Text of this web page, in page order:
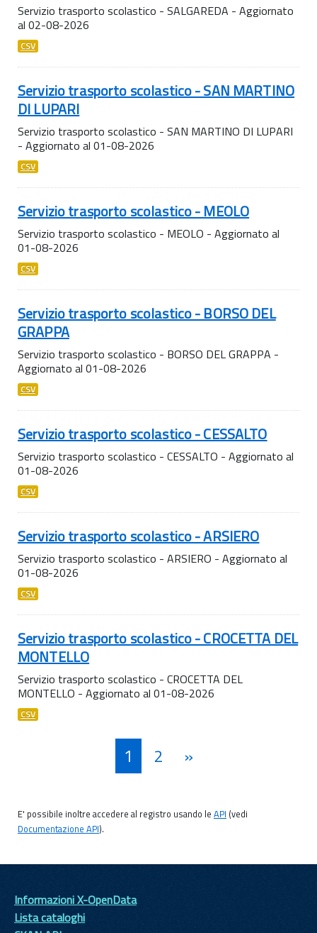
Servizio trasporto scolastico - SALGAREDA - Aggiornato
al 02-08-2026
CSV
Servizio trasporto scolastico - SAN MARTINO
DI LUPARI
Servizio trasporto scolastico - SAN MARTINO DI LUPARI
- Aggiornato al 01-08-2026
CSV
Servizio trasporto scolastico - MEOLO
Servizio trasporto scolastico - MEOLO - Aggiornato al
01-08-2026
CSV
Servizio trasporto scolastico - BORSO DEL
GRAPPA
Servizio trasporto scolastico - BORSO DEL GRAPPA -
Aggiornato al 01-08-2026
CSV
Servizio trasporto scolastico - CESSALTO
Servizio trasporto scolastico - CESSALTO - Aggiornato al
01-08-2026
CSV
Servizio trasporto scolastico - ARSIERO
Servizio trasporto scolastico - ARSIERO - Aggiornato al
01-08-2026
CSV
Servizio trasporto scolastico - CROCETTA DEL
MONTELLO
Servizio trasporto scolastico - CROCETTA DEL
MONTELLO - Aggiornato al 01-08-2026
CSV
1 2 »
E' possibile inoltre accedere al registro usando le API (vedi
Documentazione API).
Informazioni X-OpenData
Lista cataloghi